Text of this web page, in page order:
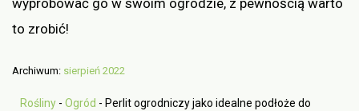
to zrobić!
Archiwum: sierpień 2022
Rośliny - Ogród - Perlit ogrodniczy jako idealne podłoże do